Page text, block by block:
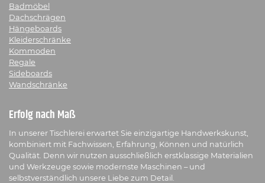
Badmöbel
Dachschrägen
Hängeboards
Kleiderschränke
Kommoden
Regale
Sideboards
Wandschränke
Erfolg nach Maß
In unserer Tischlerei erwartet Sie einzigartige Handwerkskunst,
kombiniert mit Fachwissen, Erfahrung, Können und natürlich
Qualität. Denn wir nutzen ausschließlich erstklassige Materialien
und Werkzeuge sowie modernste Maschinen – und
selbstverständlich unsere Liebe zum Detail.